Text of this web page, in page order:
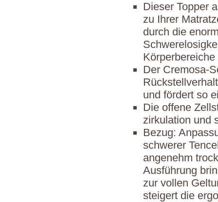
Dieser Topper
zu Ihrer
durch die
Der Cremosa-
und fördert so
Die offene
zirkulation und
Bezug:
schwerer
angenehm
Ausführung
zur vollen
steigert die